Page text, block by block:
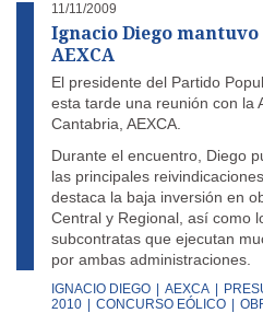
11/11/2009
Ignacio Diego
AEXCA
El presidente del Partido
esta tarde una reunión con la
Cantabria, AEXCA.
Durante el encuentro, Diego
las principales
destaca la baja inversión en
Central y Regional, así como
subcontratas que ejecutan
por ambas administraciones.
IGNACIO DIEGO AEXCA
2010
CONCURSO EÓLICO